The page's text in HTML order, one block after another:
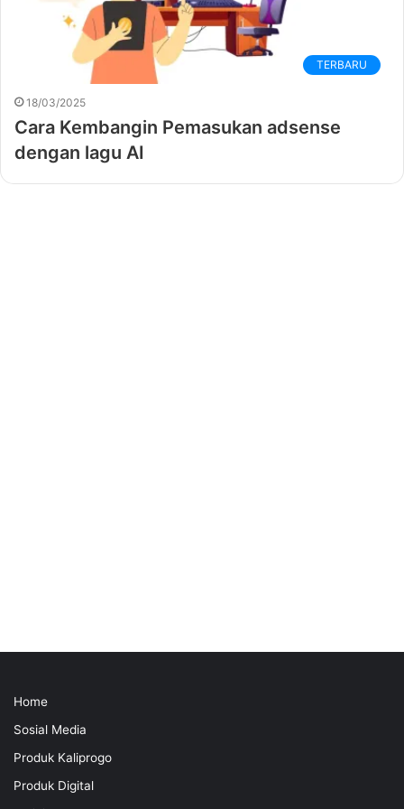
TERBARU
18/03/2025
Cara Kembangin Pemasukan adsense
dengan lagu AI
Home
Sosial Media
Produk Kaliprogo
Produk Digital